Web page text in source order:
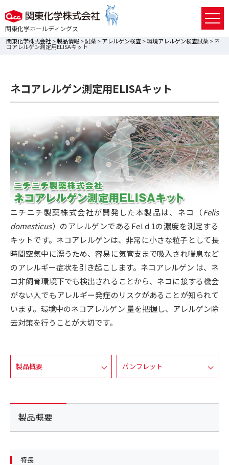
関東化学ホールディングス
関東化学株式会社>製品情報>試薬>アレルゲン検査>環境アレルゲン検査試薬> ネ
コアレルゲン測定用ELISAキット
ネコアレルゲン測定用ELISAキット
ニチニチ製薬株式会社が開発した本製品は、ネコ（Felis
domesticus）のアレルゲンであるFel d 1の濃度を測定する
キットです。ネコアレルゲンは、非常に小さな粒子として長
時間空気中に漂うため、容易に気管支まで吸入され喘息など
のアレルギー症状を引き起こします。ネコアレルゲン は、ネ
コ非飼育環境下でも検出されることから、ネコに接する機会
がない人でもアレルギー発症のリスクがあることが知られて
います。環境中のネコアレルゲン 量を把握し、アレルゲン除
去対策を行うことが大切です。
製品概要 パンフレット
製品概要
特長